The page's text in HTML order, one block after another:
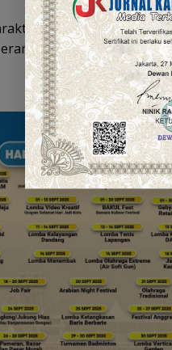
positif. Lomba
mengekspresikan